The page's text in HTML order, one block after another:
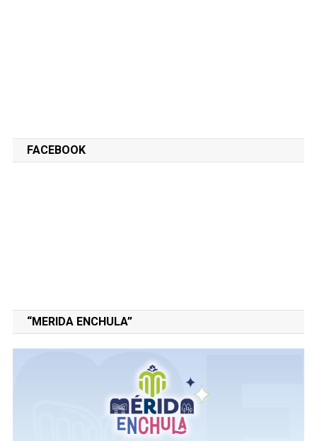
FACEBOOK
“MERIDA ENCHULA”